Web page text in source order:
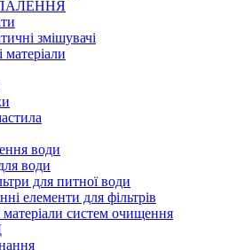
змішувачі
води
води
для питної води
елементи для фільтрів
матеріали систем очищення